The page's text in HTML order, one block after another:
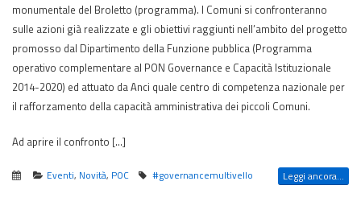
monumentale del Broletto (programma). I Comuni si confronteranno
sulle azioni già realizzate e gli obiettivi raggiunti nell’ambito del progetto
promosso dal Dipartimento della Funzione pubblica (Programma
operativo complementare al PON Governance e Capacità Istituzionale
2014-2020) ed attuato da Anci quale centro di competenza nazionale per
il rafforzamento della capacità amministrativa dei piccoli Comuni.
Ad aprire il confronto […]
Eventi, Novità, POC #governancemultivello Leggi ancora...